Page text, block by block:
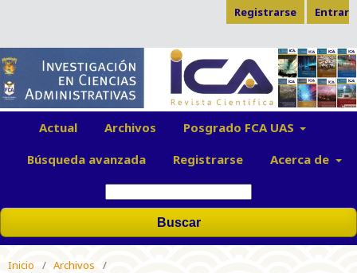
Actual Archivos
Posgrado FCA UAS
Búsqueda avanzada
Registrarse Acerca de
Buscar
Registrarse Entrar
Inicio / Archivos
/